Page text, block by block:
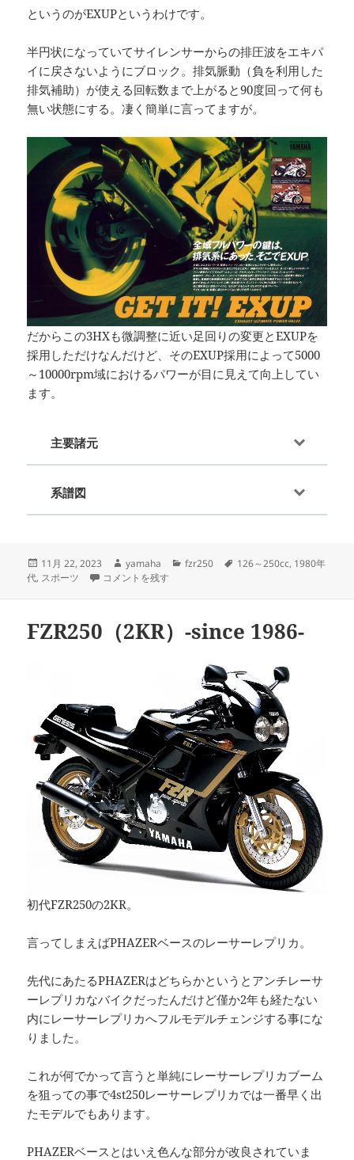
というのがEXUPというわけです。
半円状になっていてサイレンサーからの排圧波をエキパ
イに戻さないようにブロック。排気脈動（負を利用した
排気補助）が使える回転数まで上がると90度回って何も
無い状態にする。凄く簡単に言ってますが。
だからこの3HXも微調整に近い足回りの変更とEXUPを
採用しただけなんだけど、そのEXUP採用によって5000
～10000rpm域におけるパワーが目に見えて向上してい
ます。
主要諸元
系譜図
投
稿
11月 22, 2023
作
成
yamaha
カ
fzr250
タ
126～250cc, 1980年
代, スポーツ FZR250（3HX）-since 1988- に
コメントを残す
FZR250（2KR）-since 1986-
初代FZR250の2KR。
言ってしまえばPHAZERベースのレーサーレプリカ。
先代にあたるPHAZERはどちらかというとアンチレーサ
ーレプリカなバイクだったんだけど僅か2年も経たない
内にレーサーレプリカへフルモデルチェンジする事にな
りました。
これが何でかって言うと単純にレーサーレプリカブーム
を狙っての事で4st250レーサーレプリカでは一番早く出
たモデルでもあります。
PHAZERベースとはいえ色んな部分が改良されていま